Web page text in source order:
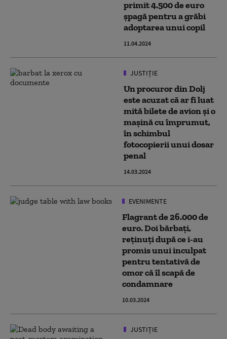
primit 4.500 de euro
șpagă pentru a grăbi
adoptarea unui copil
11.04.2024
JUSTIȚIE
Un procuror din Dolj
este acuzat că ar fi luat
mită bilete de avion și o
mașină cu împrumut,
în schimbul
fotocopierii unui dosar
penal
14.03.2024
EVENIMENTE
Flagrant de 26.000 de
euro. Doi bărbați,
reținuți după ce i-au
promis unui inculpat
pentru tentativă de
omor că îl scapă de
condamnare
10.03.2024
JUSTIȚIE